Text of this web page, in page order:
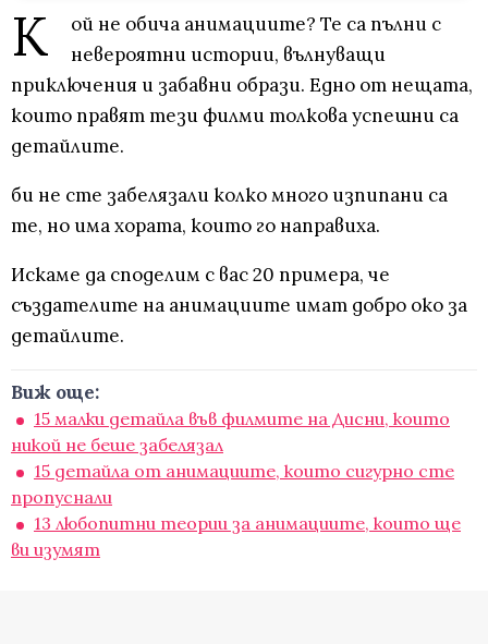
К
ой не обича анимациите? Те са пълни с
невероятни истории, вълнуващи
приключения и забавни образи. Едно от нещата,
които правят тези филми толкова успешни са
детайлите.
би не сте забелязали колко много изпипани са
те, но има хората, които го направиха.
Искаме да споделим с вас 20 примера, че
създателите на анимациите имат добро око за
детайлите.
Виж още:
15 малки детайла във филмите на Дисни, които
никой не беше забелязал
15 детайла от анимациите, които сигурно сте
пропуснали
13 любопитни теории за анимациите, които ще
ви изумят